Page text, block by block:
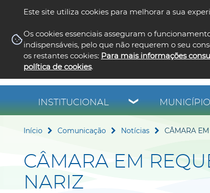
Este site utiliza cookies para melhorar a sua
Os cookies essenciais asseguram o
indispensáveis, pelo que não requerem o seu
os restantes cookies: Para mais informações
política de cookies.
INSTITUCIONAL
Início Comunicação Notícias CÂMARA
CÂMARA EM
NARIZ